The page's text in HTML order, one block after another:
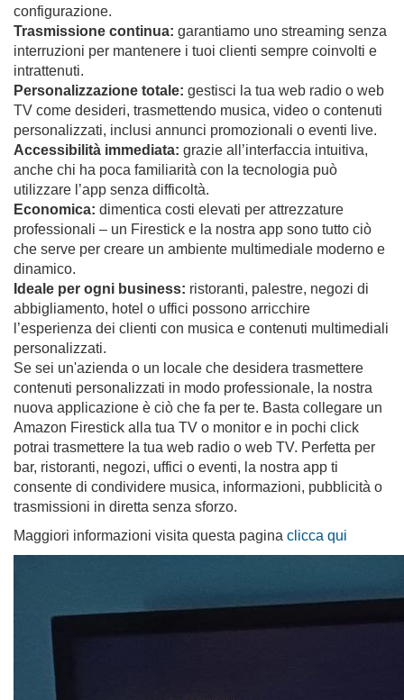
configurazione.
Trasmissione continua: garantiamo uno streaming senza
interruzioni per mantenere i tuoi clienti sempre coinvolti e
intrattenuti.
Personalizzazione totale: gestisci la tua web radio o web
TV come desideri, trasmettendo musica, video o contenuti
personalizzati, inclusi annunci promozionali o eventi live.
Accessibilità immediata: grazie all’interfaccia intuitiva,
anche chi ha poca familiarità con la tecnologia può
utilizzare l’app senza difficoltà.
Economica: dimentica costi elevati per attrezzature
professionali – un Firestick e la nostra app sono tutto ciò
che serve per creare un ambiente multimediale moderno e
dinamico.
Ideale per ogni business: ristoranti, palestre, negozi di
abbigliamento, hotel o uffici possono arricchire
l’esperienza dei clienti con musica e contenuti multimediali
personalizzati.
Se sei un'azienda o un locale che desidera trasmettere
contenuti personalizzati in modo professionale, la nostra
nuova applicazione è ciò che fa per te. Basta collegare un
Amazon Firestick alla tua TV o monitor e in pochi click
potrai trasmettere la tua web radio o web TV. Perfetta per
bar, ristoranti, negozi, uffici o eventi, la nostra app ti
consente di condividere musica, informazioni, pubblicità o
trasmissioni in diretta senza sforzo.
Maggiori informazioni visita questa pagina clicca qui